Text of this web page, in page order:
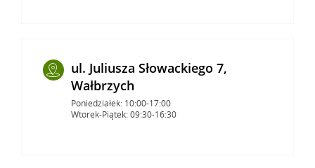
ul. Juliusza Słowackiego 7,
Wałbrzych
Poniedziałek: 10:00-17:00
Wtorek-Piątek: 09:30-16:30